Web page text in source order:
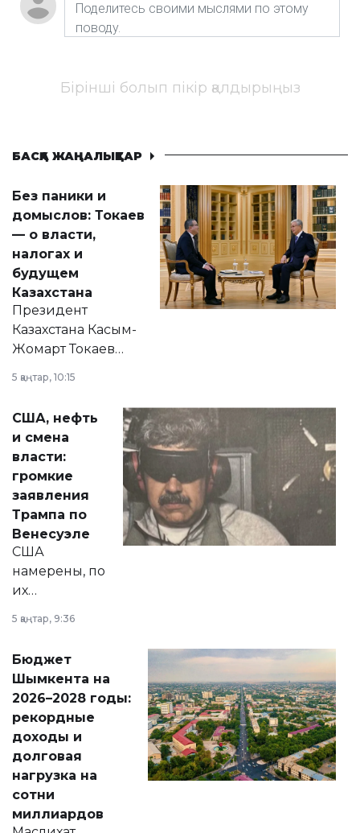
Бірінші болып пікір қалдырыңыз
БАСҚА ЖАҢАЛЫҚТАР
Без паники и
домыслов: Токаев
— о власти,
налогах и
будущем
Казахстана
Президент
Казахстана Касым-
Жомарт Токаев
сразу несколько
актуальных тем —
от слухов о
политических
реформах до
вопросов армии,
экономики и
личного здоровья.
5 қаңтар, 10:15
США, нефть
и смена
власти:
громкие
заявления
Трампа по
Венесуэле
США
намерены, по
их
принести
народу
Венесуэлы.
5 қаңтар, 9:36
Бюджет
Шымкента на
2026–2028 годы:
рекордные
доходы и
долговая
нагрузка на
сотни
миллиардов